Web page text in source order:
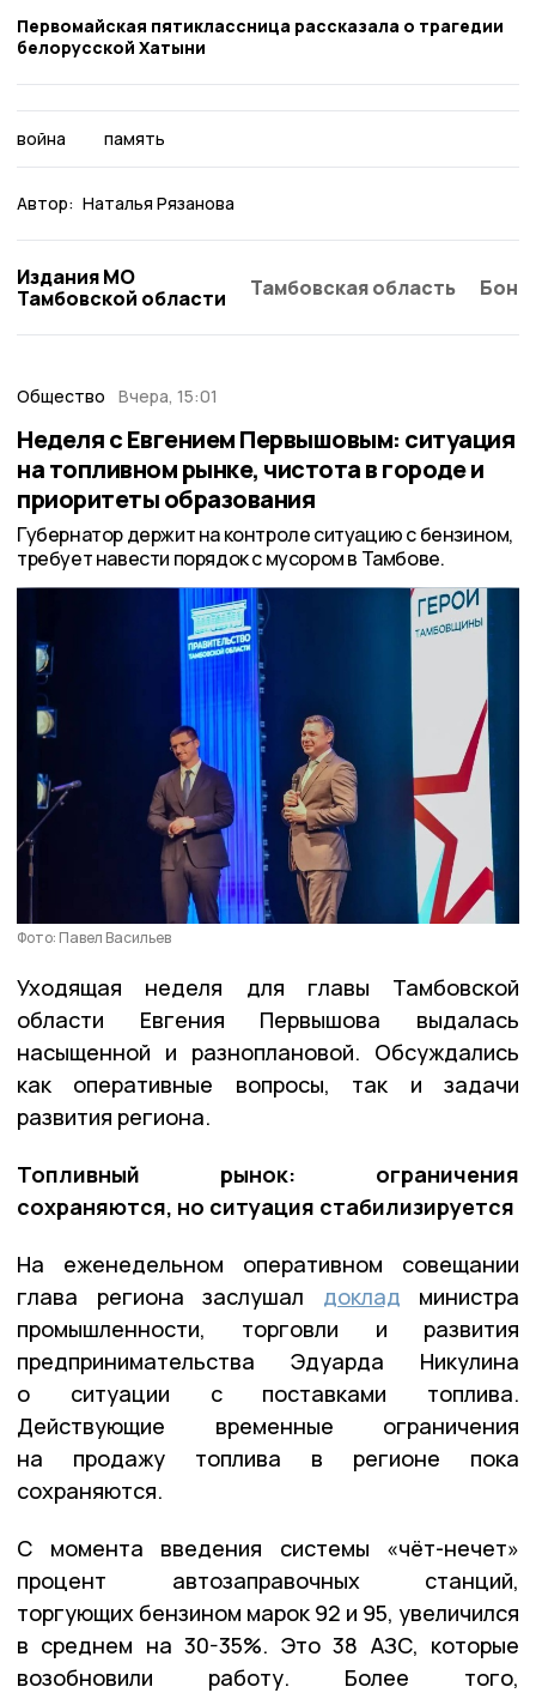
Первомайская пятиклассница рассказала о трагедии
белорусской Хатыни
война память
Автор: Наталья Рязанова
Издания МО
Тамбовской области
Тамбовская область
Общество Вчера, 15:01
Неделя с Евгением Первышовым: ситуация
на топливном рынке, чистота в городе и
приоритеты образования
Губернатор держит на контроле ситуацию с бензином,
требует навести порядок с мусором в Тамбове.
Фото: Павел Васильев
Уходящая неделя для главы Тамбовской
области Евгения Первышова выдалась
насыщенной и разноплановой. Обсуждались
как оперативные вопросы, так и задачи
развития региона.
Топливный рынок: ограничения
сохраняются, но ситуация стабилизируется
На еженедельном оперативном совещании
глава региона заслушал доклад министра
промышленности, торговли и развития
предпринимательства Эдуарда Никулина
о ситуации с поставками топлива.
Действующие временные ограничения
на продажу топлива в регионе пока
сохраняются.
С момента введения системы «чёт-нечет»
процент автозаправочных станций,
торгующих бензином марок 92 и 95, увеличился
в среднем на 30-35%. Это 38 АЗС, которые
возобновили работу. Более того,